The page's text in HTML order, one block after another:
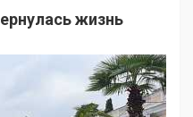
жизнь